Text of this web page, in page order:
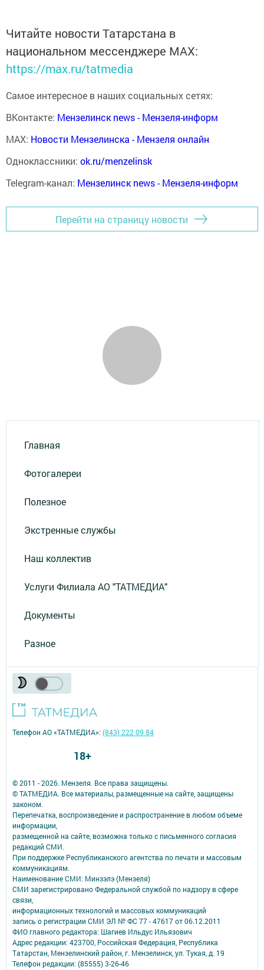
Читайте новости Татарстана в
национальном мессенджере MАХ:
https://max.ru/tatmedia
Самое интересное в наших социальных сетях:
ВКонтакте: Мензелинск news - Мензеля-информ
MAX: Новости Мензелинска - Мензеля онлайн
Одноклассники: ok.ru/menzelinsk
Telegram-канал: Мензелинск news - Мензеля-информ
Перейти на страницу новости
Главная
Фотогалереи
Полезное
Экстренные службы
Наш коллектив
Услуги Филиала АО "ТАТМЕДИА"
Документы
Разное
© 2011 - 2026. Мензеля. Все права защищены.
© ТАТМЕДИА. Все материалы, размещенные на сайте, защищены
законом.
Перепечатка, воспроизведение и распространение в любом объеме
информации,
размещенной на сайте, возможна только с письменного согласия
редакций СМИ.
При поддержке Республиканского агентства по печати и массовым
коммуникациям.
Наименование СМИ: Минзэлэ (Мензеля)
СМИ зарегистрировано Федеральной службой по надзору в сфере
связи,
информационных технологий и массовых коммуникаций
запись о регистрации СМИ ЭЛ № ФС 77 - 47617 от 06.12.2011
ФИО главного редактора: Шагиев Ильдус Ильязович
Адрес редакции: 423700, Российская Федерация, Республика
Татарстан, Мензелинский район, г. Мензелинск, ул. Тукая, д. 19
Телефон редакции: (85555) 3-26-46
Телефон АО «ТАТМЕДИА»:(843) 222 09 84
18+